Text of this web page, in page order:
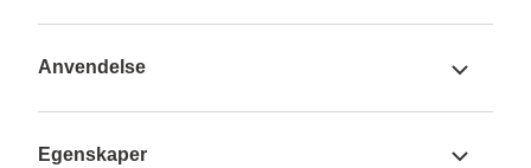
Anvendelse
Egenskaper